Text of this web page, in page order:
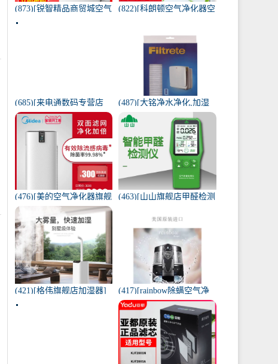
(873)[锐智精品商贸城空气
净化器]小米品质车载空气
(822)[科朗顿空气净化器空
雾月销量9件仅售168元
(685)[来电通数码专营店
USB加湿器]加湿器家用静
音卧室小米小型空气无线
可月销量213件仅售29元
(487)[大铭净水净化,加湿
抽湿机配件]3M菲尔萃空
气净化器静电滤网FACF月
销量1件仅售199元
(476)[美的空气净化器旗舰
店空气净化,氧吧]美的空气
净化器家用除甲醛月销量
170件仅售3698元
(463)[山山旗舰店甲醛检测
苯空气质量专业家月销量
12件仅售298元
(421)[格伟旗舰店加湿器]
工业加湿器大容量空气家
(417)[rainbow除螨空气净
化,氧吧]美国原装进口水过
滤RAINBOW空气月销量0
件仅售31920元